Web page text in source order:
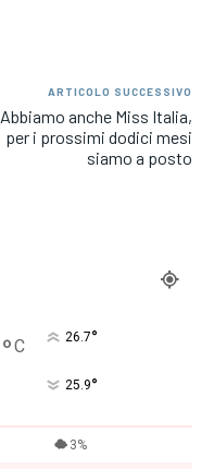
ARTICOLO SUCCESSIVO
Abbiamo anche Miss Italia,
per i prossimi dodici mesi
siamo a posto
°C 26.7°
25.9°
3%